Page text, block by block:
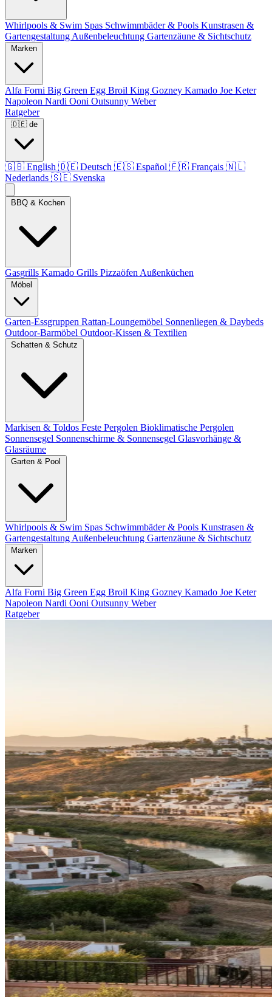
Whirlpools & Swim Spas Schwimmbäder & Pools Kunstrasen &
Gartengestaltung Außenbeleuchtung Gartenzäune & Sichtschutz
Alfa Forni Big Green Egg Broil King Gozney Kamado Joe Keter
Napoleon Nardi Ooni Outsunny Weber
Ratgeber
🇩🇪 de
🇬🇧 English 🇩🇪 Deutsch 🇪🇸 Español 🇫🇷 Français 🇳🇱
Nederlands 🇸🇪 Svenska
Gasgrills Kamado Grills Pizzaöfen Außenküchen
Garten-Essgruppen Rattan-Loungemöbel Sonnenliegen & Daybeds
Outdoor-Barmöbel Outdoor-Kissen & Textilien
Markisen & Toldos Feste Pergolen Bioklimatische Pergolen
Sonnensegel Sonnenschirme & Sonnensegel Glasvorhänge &
Glasräume
Whirlpools & Swim Spas Schwimmbäder & Pools Kunstrasen &
Gartengestaltung Außenbeleuchtung Gartenzäune & Sichtschutz
Alfa Forni Big Green Egg Broil King Gozney Kamado Joe Keter
Napoleon Nardi Ooni Outsunny Weber
Ratgeber